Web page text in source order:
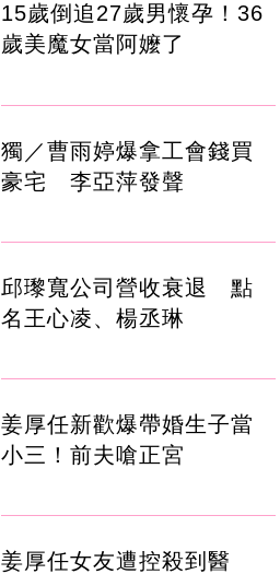
15歲倒追27歲男懷孕！36
歲美魔女當阿嬤了
獨／曹雨婷爆拿工會錢買
豪宅 李亞萍發聲
邱瓈寬公司營收衰退 點
名王心凌、楊丞琳
姜厚任新歡爆帶婚生子當
小三！前夫嗆正宮
姜厚任女友遭控殺到醫